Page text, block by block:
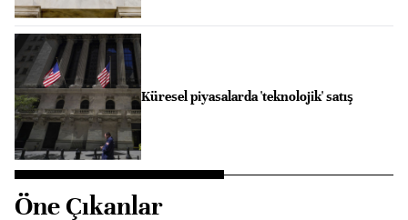
Küresel piyasalarda 'teknolojik' satış
Öne Çıkanlar